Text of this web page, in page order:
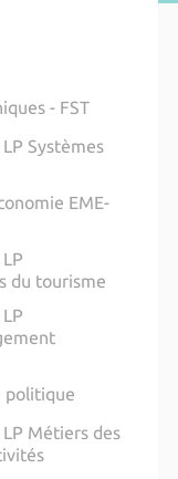
- FST
Systèmes
EME-
du tourisme
politique
Métiers des